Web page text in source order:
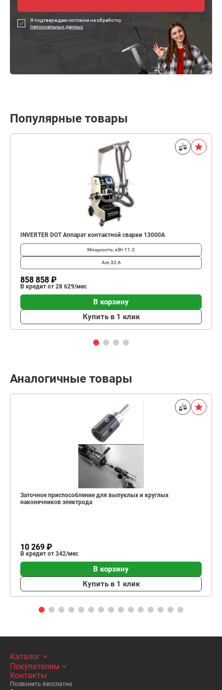
Я подтверждаю согласие на обработку
персональных данных
Популярные товары
INVERTER DOT Аппарат контактной сварки 13000А
Мощность, кВт11.2
Am 32 А
858 858 ₽
В кредит от 28 629/мес
В корзину
Купить в 1 клик
Аналогичные товары
Заточное приспособление для выпуклых и круглых
наконечников электрода
10 269 ₽
В кредит от 342/мес
В корзину
Купить в 1 клик
Каталог
Покупателям
Контакты
Позвонить бесплатно